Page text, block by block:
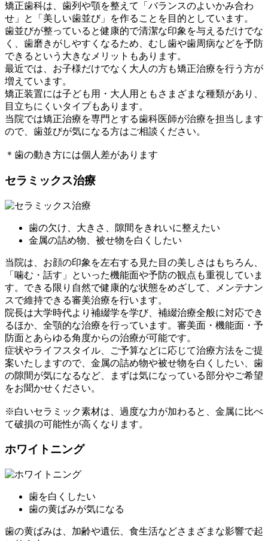
矯正歯科は、歯列や顎を整えて「バランスのよいかみ合わ
せ」と「美しい歯並び」を作ることを目的としています。
歯並びが整っていると健康的で清潔な印象を与えるだけでな
く、歯磨きがしやすくなるため、むし歯や歯周病などを予防
できるという大きなメリットもあります。
最近では、お子様だけでなく大人の方も矯正治療を行う方が
増えています。
矯正装置には子ども用・大人用ともさまざまな種類があり、
目立ちにくいタイプもあります。
当院では矯正治療を専門とする歯科医師が治療を担当します
ので、歯並びが気になる方はご相談ください。
＊歯の動き方には個人差があります
セラミックス治療
歯の欠け、大きさ、隙間をきれいに整えたい
金属の詰め物、被せ物を白くしたい
当院は、お顔の印象を左右する見た目の美しさはもちろん、
「噛む・話す」といった機能面や予防の観点も重視していま
す。できる限り自然で健康的な状態をめざして、メンテナン
スで維持できる審美治療を行います。
院長は大学時代より補綴学を学び、補綴治療全般に対応でき
るほか、全顎的な治療を行っています。審美面・機能面・予
防面とあらゆる角度からの治療が可能です。
症状やライフスタイル、ご予算などに応じて治療方法をご提
案いたしますので、金属の詰め物や被せ物を白くしたい、歯
の隙間が気になるなど、まずは気になっている部分やご希望
をお聞かせください。
※白いセラミック素材は、過度な力が加わると、金属に比べ
て破損の可能性が高くなります。
ホワイトニング
歯を白くしたい
歯の黄ばみが気になる
歯の黄ばみは、加齢や遺伝、食生活などさまざまな影響で起